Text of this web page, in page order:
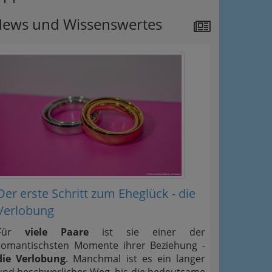
und Wissenswertes
erste Schritt zum Eheglück - die
viele Paare ist sie einer der
Momente ihrer Beziehung -
Verlobung. Manchmal ist es ein langer